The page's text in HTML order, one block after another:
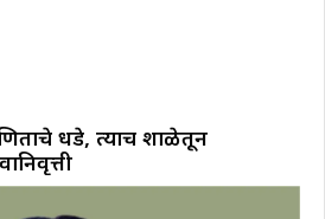
धडे, त्याच शाळेतून